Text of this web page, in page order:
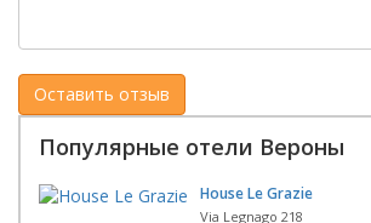
Популярные отели Вероны
House Le Grazie
Via Legnago 218